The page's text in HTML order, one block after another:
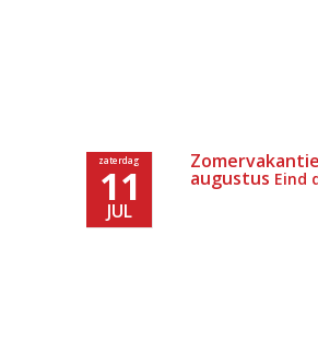
zaterdag
11
JUL
augustus Eind